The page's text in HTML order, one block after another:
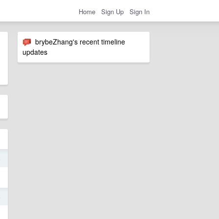
Home Sign Up Sign In
brybeZhang's recent timeline
updates